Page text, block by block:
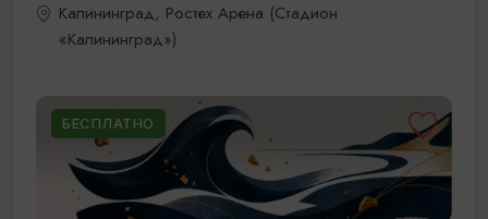
Калининград, Ростех Арена (Стадион
«Калининград»)
БЕСПЛАТНО